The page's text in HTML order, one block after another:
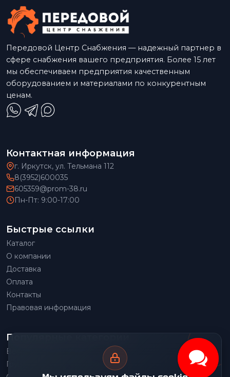
Передовой Центр Снабжения — надежный партнер в
сфере снабжения вашего предприятия. Более 15 лет
мы обеспечиваем предприятия качественным
оборудованием и материалами по конкурентным
ценам.
Контактная информация
г. Иркутск, ул. Тельмана 112
8(3952)600035
605359@prom-38.ru
Пн-Пт: 9:00-17:00
Быстрые ссылки
Каталог
О компании
Доставка
Оплата
Контакты
Правовая информация
Популярные категории
Весовое оборудование
Грузоподъемное оборудование